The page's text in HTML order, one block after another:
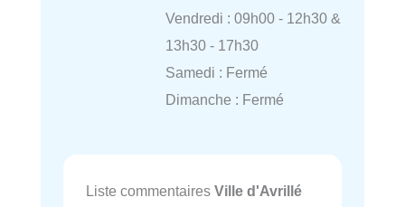
Vendredi : 09h00 - 12h30 &
13h30 - 17h30
Samedi : Fermé
Dimanche : Fermé
Liste commentaires Ville d'Avrillé